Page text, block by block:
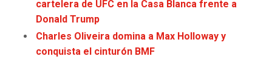
COWBOYS
CLIPPERS
cartelera de UFC en la Casa Blanca frente a
Donald Trump
Charles Oliveira domina a Max Holloway y
conquista el cinturón BMF